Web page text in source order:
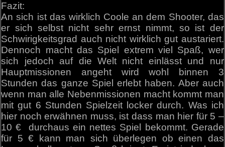
Fazit:
An sich ist das wirklich Coole an dem Shooter, das
er sich selbst nicht sehr ernst nimmt, so ist der
Schwirigkeitsgrad auch nicht wirklich gut austariert.
Dennoch macht das Spiel extrem viel Spaß, wer
sich jedoch auf die Welt nicht einlässt und nur
Hauptmissionen angeht wird wohl binnen 3
Stunden das ganze Spiel erlebt haben. Aber auch
wenn man alle Nebenmissionen macht kommt man
mit gut 6 Stunden Spielzeit locker durch. Was ich
hier noch erwähnen muss, ist dass man hier für 5 –
10 € durchaus ein nettes Spiel bekommt. Gerade
für 5 € kann man sich überlegen ob einen das